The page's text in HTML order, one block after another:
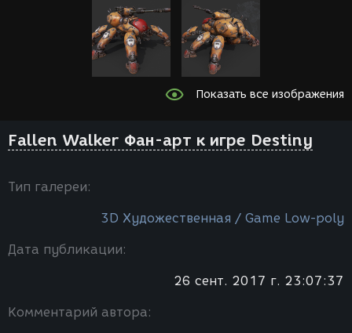
Показать все изображения
Fallen Walker Фан-арт к игре Destiny
Тип галереи:
3D Художественная / Game Low-poly
Дата публикации:
26 сент. 2017 г. 23:07:37
Комментарий автора: